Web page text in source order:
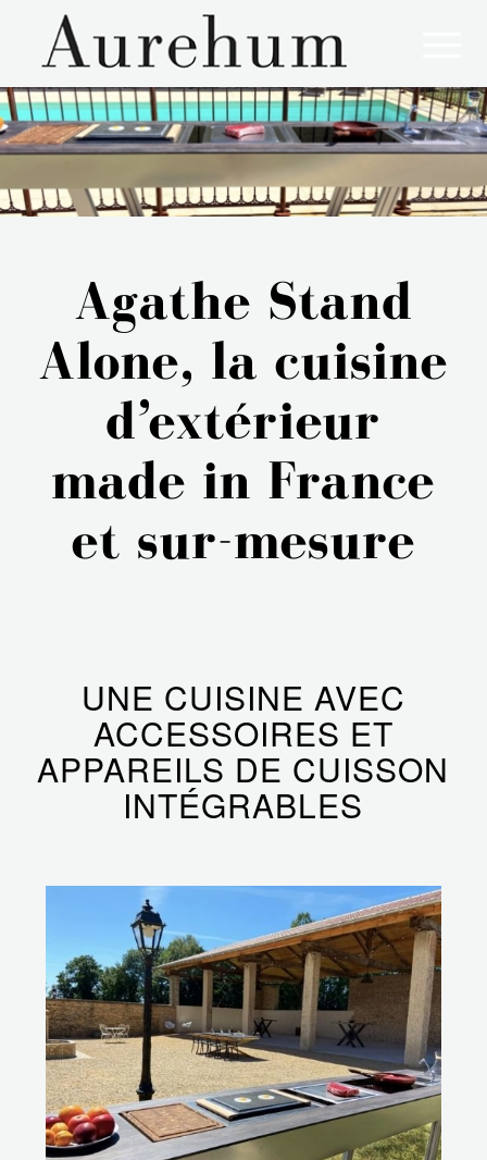
Agathe Stand
Alone, la cuisine
d’extérieur
made in France
et sur-mesure
UNE CUISINE AVEC
ACCESSOIRES ET
APPAREILS DE CUISSON
INTÉGRABLES